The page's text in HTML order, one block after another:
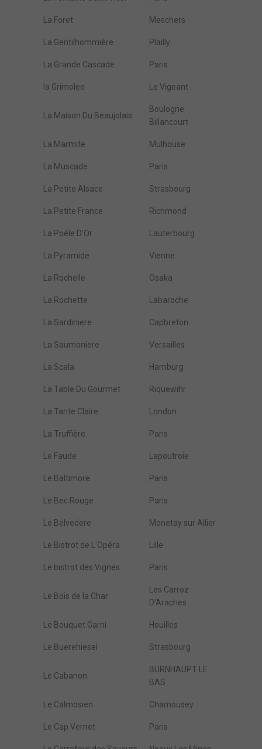
La Foret Meschers
La Gentilhommière Plailly
La Grande Cascade Paris
la Grimolee Le Vigeant
La Maison Du Beaujolais
Boulogne
Billancourt
La Marmite Mulhouse
La Muscade Paris
La Petite Alsace Strasbourg
La Petite France Richmond
La Poêle D'Or Lauterbourg
La Pyramide Vienne
La Rochelle Osaka
La Rochette Labaroche
La Sardiniere Capbreton
La Saumoniere Versailles
La Scala Hamburg
La Table Du Gourmet Riquewihr
La Tante Claire London
La Truffière Paris
Le Faude Lapoutroie
Le Baltimore Paris
Le Bec Rouge Paris
Le Belvedere Monetay sur Allier
Le Bistrot de L'Opéra Lille
Le bistrot des Vignes Paris
Le Bois de la Char
Les Carroz
D'Araches
Le Bouquet Garni Houilles
Le Buerehiesel Strasbourg
Le Cabanon
BURNHAUPT LE
BAS
Le Calmosien Chamousey
Le Cap Vernet Paris